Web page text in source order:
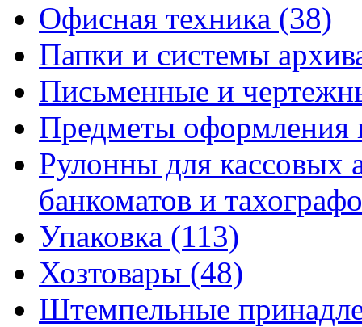
Офисная техника (38)
Папки и системы
Письменные и
Предметы оформления
Рулонны для кассовых
банкоматов и
Упаковка (113)
Хозтовары (48)
Штемпельные